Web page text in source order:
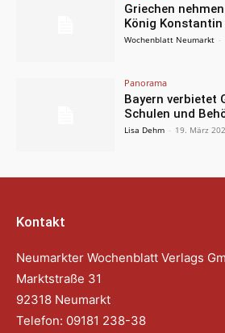
Griechen
König Konstantin
Wochenblatt Neumarkt -
Panorama
Bayern verbietet
Schulen und
Lisa Dehm - 19. März
Kontakt
Neumarkter Wochenblatt Verlags
Marktstraße 31
92318 Neumarkt
Telefon: 09181 238-38